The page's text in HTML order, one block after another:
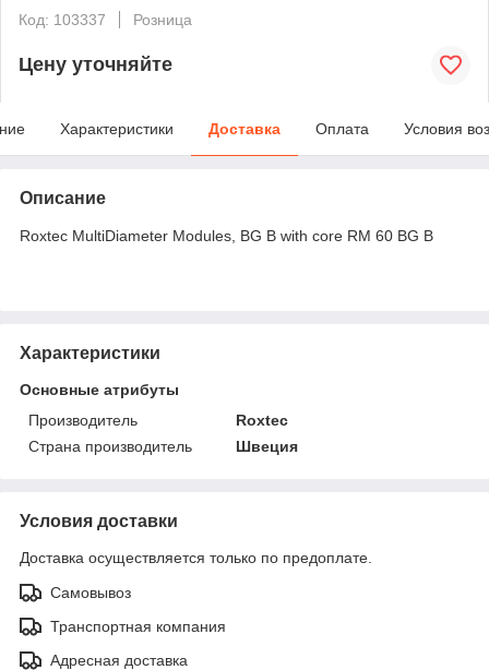
Код: 103337
Розница
Цену уточняйте
Характеристики Доставка Оплата Условия
Описание
Roxtec MultiDiameter Modules, BG B with core RM 60 BG B
Характеристики
Основные атрибуты
Производитель
Roxtec
Страна производитель
Швеция
Условия доставки
Доставка осуществляется только по предоплате.
Самовывоз
Транспортная компания
Адресная доставка